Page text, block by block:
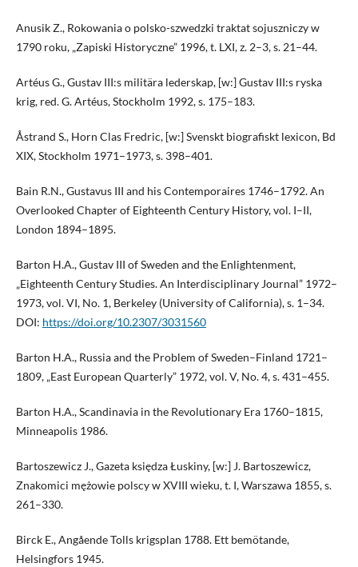
Anusik Z., Rokowania o polsko-szwedzki traktat sojuszniczy w
1790 roku, „Zapiski Historyczne” 1996, t. LXI, z. 2–3, s. 21–44.
Artéus G., Gustav III:s militära lederskap, [w:] Gustav III:s ryska
krig, red. G. Artéus, Stockholm 1992, s. 175–183.
Åstrand S., Horn Clas Fredric, [w:] Svenskt biografiskt lexicon, Bd
XIX, Stockholm 1971–1973, s. 398–401.
Bain R.N., Gustavus III and his Contemporaires 1746–1792. An
Overlooked Chapter of Eighteenth Century History, vol. I–II,
London 1894–1895.
Barton H.A., Gustav III of Sweden and the Enlightenment,
„Eighteenth Century Studies. An Interdisciplinary Journal” 1972–
1973, vol. VI, No. 1, Berkeley (University of California), s. 1–34.
DOI: https://doi.org/10.2307/3031560
Barton H.A., Russia and the Problem of Sweden–Finland 1721–
1809, „East European Quarterly” 1972, vol. V, No. 4, s. 431–455.
Barton H.A., Scandinavia in the Revolutionary Era 1760–1815,
Minneapolis 1986.
Bartoszewicz J., Gazeta księdza Łuskiny, [w:] J. Bartoszewicz,
Znakomici mężowie polscy w XVIII wieku, t. I, Warszawa 1855, s.
261–330.
Birck E., Angående Tolls krigsplan 1788. Ett bemötande,
Helsingfors 1945.